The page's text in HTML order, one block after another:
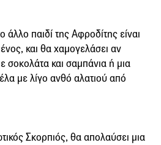
άλλο παιδί της Αφροδίτης είναι
και θα χαμογελάσει αν
σοκολάτα και σαμπάνια ή μια
με λίγο ανθό αλατιού από
Σκορπιός, θα απολαύσει μια